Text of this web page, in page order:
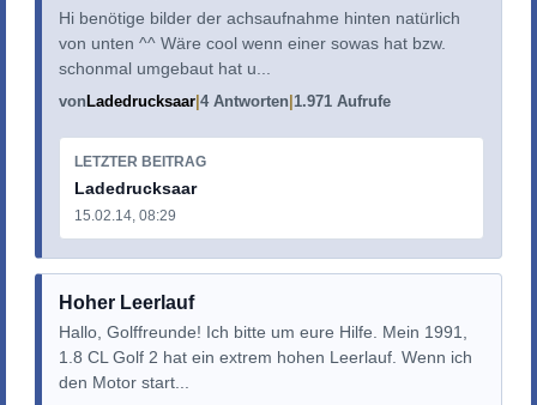
Hi benötige bilder der achsaufnahme hinten natürlich
von unten ^^ Wäre cool wenn einer sowas hat bzw.
schonmal umgebaut hat u...
von Ladedrucksaar 4 Antworten 1.971 Aufrufe
LETZTER BEITRAG
Ladedrucksaar
15.02.14, 08:29
Hoher Leerlauf
Hallo, Golffreunde! Ich bitte um eure Hilfe. Mein 1991,
1.8 CL Golf 2 hat ein extrem hohen Leerlauf. Wenn ich
den Motor start...